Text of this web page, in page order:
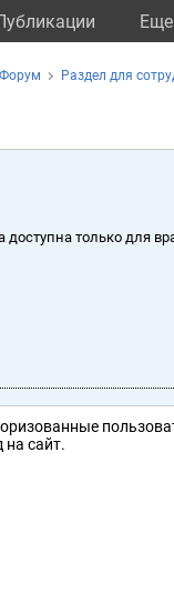
Eще
Форум Раздел для
доступна только для
на сайт.